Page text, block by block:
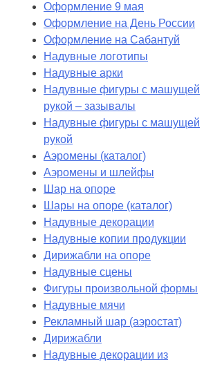
Оформление 9 мая
Оформление на День России
Оформление на Сабантуй
Надувные логотипы
Надувные арки
Надувные фигуры с машущей
рукой – зазывалы
Надувные фигуры с машущей
рукой
Аэромены (каталог)
Аэромены и шлейфы
Шар на опоре
Шары на опоре (каталог)
Надувные декорации
Надувные копии продукции
Дирижабли на опоре
Надувные сцены
Фигуры произвольной формы
Надувные мячи
Рекламный шар (аэростат)
Дирижабли
Надувные декорации из